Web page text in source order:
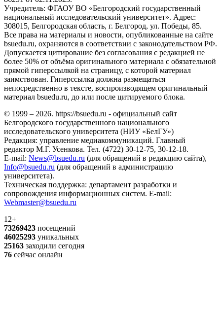
Учредитель: ФГАОУ ВО «Белгородский государственный
национальный исследовательский университет». Адрес:
308015, Белгородская область, г. Белгород, ул. Победы, 85.
Все права на материалы и новости, опубликованные на сайте
bsuedu.ru, охраняются в соответствии с законодательством РФ.
Допускается цитирование без согласования с редакцией не
более 50% от объёма оригинального материала с обязательной
прямой гиперссылкой на страницу, с которой материал
заимствован. Гиперссылка должна размещаться
непосредственно в тексте, воспроизводящем оригинальный
материал bsuedu.ru, до или после цитируемого блока.
© 1999 – 2026. https://bsuedu.ru - официальный сайт
Белгородского государственного национального
исследовательского университета (НИУ «БелГУ»)
Редакция: управление медиакоммуникаций. Главный
редактор М.Г. Усенкова. Тел. (4722) 30-12-75, 30-12-18.
E-mail: News@bsuedu.ru (для обращений в редакцию сайта),
Info@bsuedu.ru (для обращений в администрацию
университета).
Техническая поддержка: департамент разработки и
сопровождения информационных систем. E-mail:
Webmaster@bsuedu.ru
12+
73269423 посещений
46025293 уникальных
25163 заходили сегодня
76 сейчас онлайн